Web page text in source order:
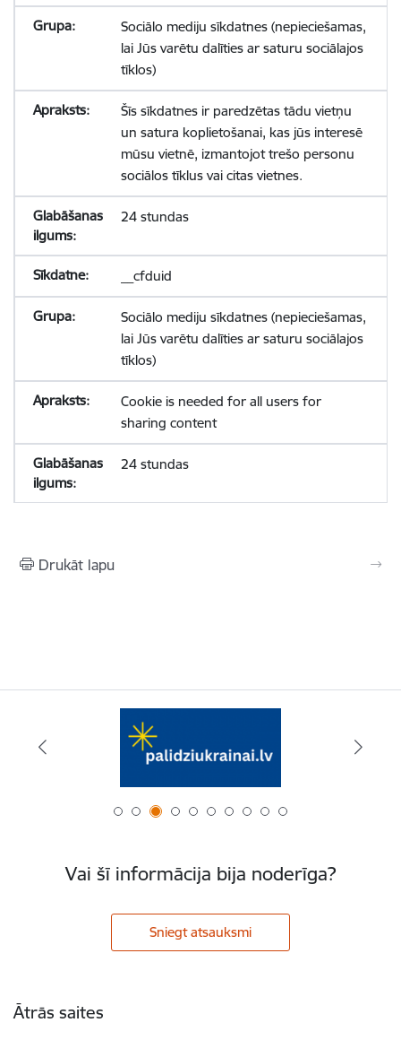
Sociālo mediju sīkdatnes (nepieciešamas,
lai Jūs varētu dalīties ar saturu sociālajos
tīklos)
Šīs sīkdatnes ir paredzētas tādu vietņu
un satura koplietošanai, kas jūs interesē
mūsu vietnē, izmantojot trešo personu
sociālos tīklus vai citas vietnes.
24 stundas
__cfduid
Sociālo mediju sīkdatnes (nepieciešamas,
lai Jūs varētu dalīties ar saturu sociālajos
tīklos)
Cookie is needed for all users for
sharing content
24 stundas
Drukāt lapu
Vai šī informācija bija noderīga?
Sniegt atsauksmi
Ātrās saites